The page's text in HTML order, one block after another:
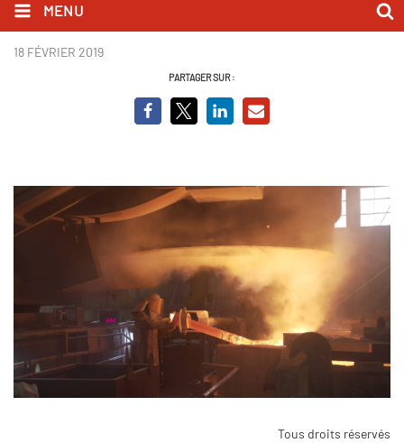
MENU
Ascoval, la Bataille de l'Acier
18 FÉVRIER 2019
PARTAGER SUR :
Tous droits réservés